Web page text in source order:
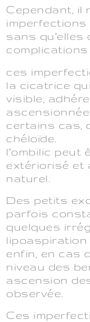
Cependant, il
imperfections
sans
complications
ces
la cicatrice
visible,
certains cas,
chéloïde.
l’ombilic peut
extériorisé et
naturel.
Des petits
parfois
quelques
lipoaspiration
enfin, en cas
niveau des
ascension
observée.
Ces